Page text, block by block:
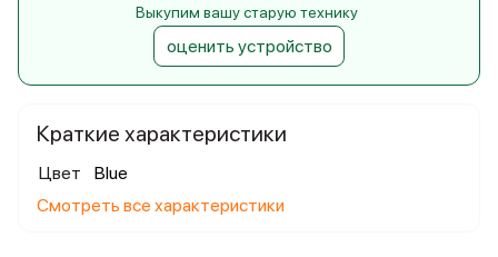
Краткие характеристики
Цвет
Blue
Смотреть все характеристики
Выкупим вашу старую технику
оценить устройство